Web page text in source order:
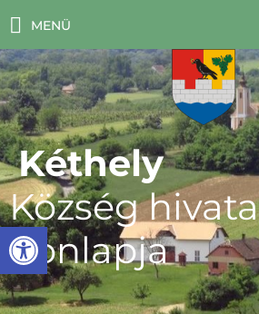
Eszköztár megnyitása
MENÜ
Kéthely
Község
honlapja